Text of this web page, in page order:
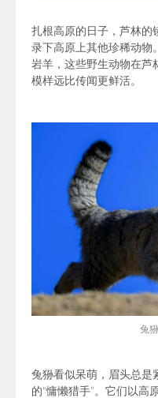
扎根高原的日子， 芦林的
录下高原上其他珍稀动物。
岩羊，这些野生动物在芦
模样远比传闻更鲜活。
兔
兔狲看似呆萌，眉头总是
的“慵懒猎手”。它们以高